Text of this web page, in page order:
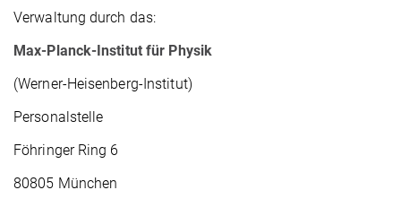
Verwaltung durch das:
Max-Planck-Institut für Physik
(Werner-Heisenberg-Institut)
Personalstelle
Föhringer Ring 6
80805 München